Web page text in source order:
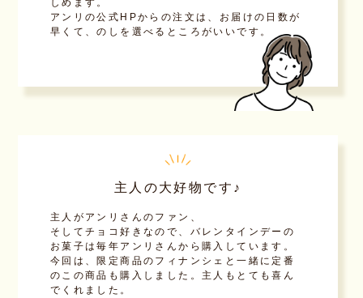
しめます。
アンリの公式HPからの注文は、お届けの日数が
早くて、のしを選べるところがいいです。
主人の大好物です♪
主人がアンリさんのファン、
そしてチョコ好きなので、バレンタインデーの
お菓子は毎年アンリさんから購入しています。
今回は、限定商品のフィナンシェと一緒に定番
のこの商品も購入しました。主人もとても喜ん
でくれました。